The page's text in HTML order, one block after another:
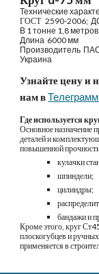
Технические
ГОСТ 2590-2006;
В 1 тонне 1,8 метров
Длина  6000 мм
Производитель
Украина
Узнайте цену и
нам в Телеграмм
Где используется
Основное назначение
деталей и
повышенной
кулачки
шпиндели;
цилиндры;
бандажи и
Кроме этого, круг
плоскогубцев и
применяется в